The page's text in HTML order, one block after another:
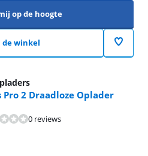
op de hoogte
de winkel
Pro 2 Draadloze Oplader
0 reviews